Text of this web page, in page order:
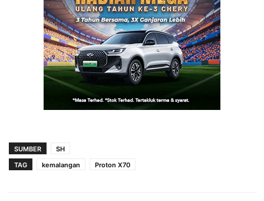
SUMBER
SH
TAG
kemalangan Proton X70